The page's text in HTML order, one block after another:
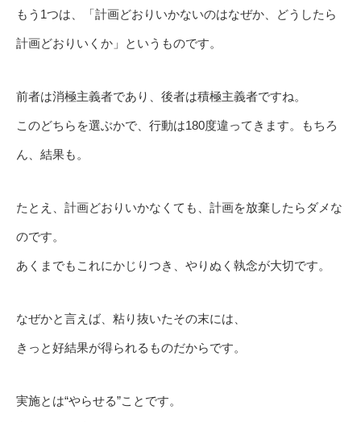
もう1つは、「計画どおりいかないのはなぜか、どうしたら
計画どおりいくか」というものです。
前者は消極主義者であり、後者は積極主義者ですね。
このどちらを選ぶかで、行動は180度違ってきます。もちろ
ん、結果も。
たとえ、計画どおりいかなくても、計画を放棄したらダメな
のです。
あくまでもこれにかじりつき、やりぬく執念が大切です。
なぜかと言えば、粘り抜いたその末には、
きっと好結果が得られるものだからです。
実施とは“やらせる”ことです。